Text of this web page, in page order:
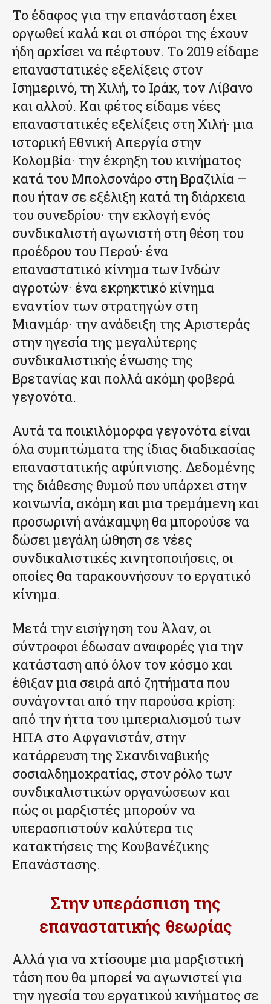
Το έδαφος για την επανάσταση έχει
οργωθεί καλά και οι σπόροι της έχουν
ήδη αρχίσει να πέφτουν. Το 2019 είδαμε
επαναστατικές εξελίξεις στον
Ισημερινό, τη Χιλή, το Ιράκ, τον Λίβανο
και αλλού. Και φέτος είδαμε νέες
επαναστατικές εξελίξεις στη Χιλή· μια
ιστορική Εθνική Απεργία στην
Κολομβία· την έκρηξη του κινήματος
κατά του Μπολσονάρο στη Βραζιλία –
που ήταν σε εξέλιξη κατά τη διάρκεια
του συνεδρίου· την εκλογή ενός
συνδικαλιστή αγωνιστή στη θέση του
προέδρου του Περού· ένα
επαναστατικό κίνημα των Ινδών
αγροτών· ένα εκρηκτικό κίνημα
εναντίον των στρατηγών στη
Μιανμάρ· την ανάδειξη της Αριστεράς
στην ηγεσία της μεγαλύτερης
συνδικαλιστικής ένωσης της
Βρετανίας και πολλά ακόμη φοβερά
γεγονότα.
Αυτά τα ποικιλόμορφα γεγονότα είναι
όλα συμπτώματα της ίδιας διαδικασίας
επαναστατικής αφύπνισης. Δεδομένης
της διάθεσης θυμού που υπάρχει στην
κοινωνία, ακόμη και μια τρεμάμενη και
προσωρινή ανάκαμψη θα μπορούσε να
δώσει μεγάλη ώθηση σε νέες
συνδικαλιστικές κινητοποιήσεις, οι
οποίες θα ταρακουνήσουν το εργατικό
κίνημα.
Μετά την εισήγηση του Άλαν, οι
σύντροφοι έδωσαν αναφορές για την
κατάσταση από όλον τον κόσμο και
έθιξαν μια σειρά από ζητήματα που
συνάγονται από την παρούσα κρίση:
από την ήττα του ιμπεριαλισμού των
ΗΠΑ στο Αφγανιστάν, στην
κατάρρευση της Σκανδιναβικής
σοσιαλδημοκρατίας, στον ρόλο των
συνδικαλιστικών οργανώσεων και
πώς οι μαρξιστές μπορούν να
υπερασπιστούν καλύτερα τις
κατακτήσεις της Κουβανέζικης
Επανάστασης.
Στην υπεράσπιση της
επαναστατικής θεωρίας
Αλλά για να χτίσουμε μια μαρξιστική
τάση που θα μπορεί να αγωνιστεί για
την ηγεσία του εργατικού κινήματος σε